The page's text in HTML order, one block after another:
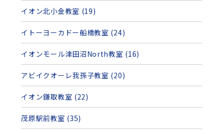
イオン北小金教室 (19)
イトーヨーカドー船橋教室 (24)
イオンモール津田沼North教室 (16)
アビイクオーレ我孫子教室 (20)
イオン鎌取教室 (22)
茂原駅前教室 (35)